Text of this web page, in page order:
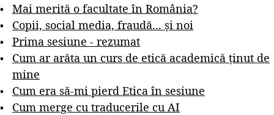
Mai merită o facultate în România?
Copii, social media, fraudă... și noi
Prima sesiune - rezumat
Cum ar arăta un curs de etică academică ținut de
mine
Cum era să-mi pierd Etica în sesiune
Cum merge cu traducerile cu AI